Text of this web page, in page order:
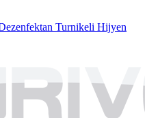
Turnikeli Hijyen